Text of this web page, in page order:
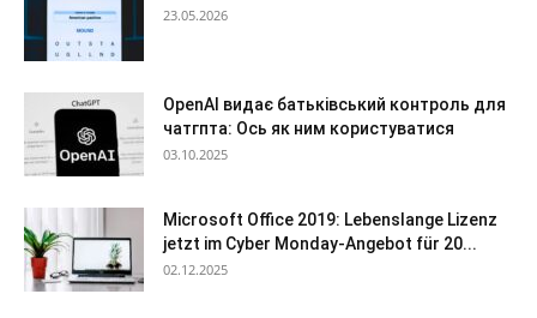
23.05.2026
OpenAI видає батьківський контроль для
чатгпта: Ось як ним користуватися
03.10.2025
Microsoft Office 2019: Lebenslange Lizenz
jetzt im Cyber Monday-Angebot für 20...
02.12.2025